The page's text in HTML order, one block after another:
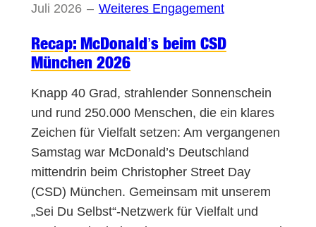
Juli 2026 – Weiteres Engagement
Recap: McDonald’s beim CSD
München 2026
Knapp 40 Grad, strahlender Sonnenschein
und rund 250.000 Menschen, die ein klares
Zeichen für Vielfalt setzen: Am vergangenen
Samstag war McDonald’s Deutschland
mittendrin beim Christopher Street Day
(CSD) München. Gemeinsam mit unserem
„Sei Du Selbst“-Netzwerk für Vielfalt und